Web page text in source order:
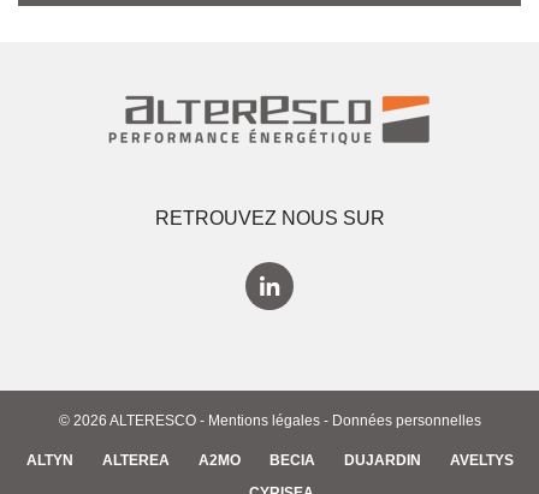
RETROUVEZ NOUS SUR
© 2026 ALTERESCO - Mentions légales- Données personnelles
ALTYN ALTEREA A2MO BECIA DUJARDIN
AVELTYS